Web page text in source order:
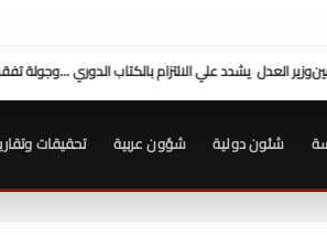
تفقدية مفاجئة " للشريف" بمحكمة شمال القاهرة
شئون دولية شؤون عربية تحقيقات